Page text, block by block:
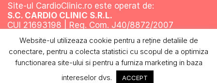
Site-ul CardioClinic.ro este operat de:
S.C. CARDIO CLINIC S.R.L.
CUI 21693198 | Reg. Com. J40/8872/2007
Toate drepturile rezervate @ 2019
Termeni si conditii Politica de confidentialitate
Politica cookies
ANPC
Website-ul utilizeaza cookie pentru a reţine detaliile de
conectare, pentru a colecta statistici cu scopul de a optimiza
functionarea site-ului si pentru a furniza marketing in baza
intereselor dvs.
ACCEPT